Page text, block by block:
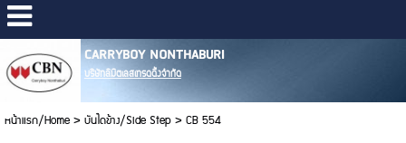
CARRYBOY NONTHABURI
บริษัทลิมิตเลสเทรดดิ้งจำกัด
หน้าแรก/Home>บันไดข้าง/Side Step>CB 554